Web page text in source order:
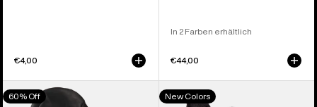
€4,00
In 2 Farben erhältlich
€44,00
Burton
60% Off
Burton
New Colors